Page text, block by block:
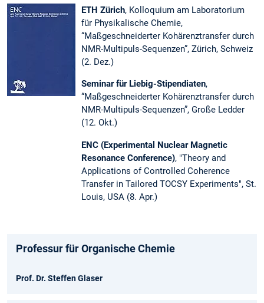
ETH Zürich, Kolloquium am Laboratorium
für Physikalische Chemie,
“Maßgeschneiderter Kohärenztransfer durch
NMR-Multipuls-Sequenzen”, Zürich, Schweiz
(2. Dez.)
Seminar für Liebig-Stipendiaten,
“Maßgeschneiderter Kohärenztransfer durch
NMR-Multipuls-Sequenzen”, Große Ledder
(12. Okt.)
ENC (Experimental Nuclear Magnetic
Resonance Conference), "Theory and
Applications of Controlled Coherence
Transfer in Tailored TOCSY Experiments", St.
Louis, USA (8. Apr.)
Professur für Organische Chemie
Prof. Dr. Steffen Glaser